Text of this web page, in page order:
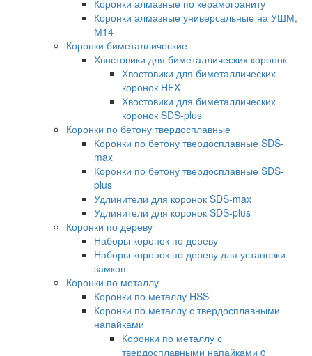
Коронки алмазные по керамограниту
Коронки алмазные универсальные на УШМ,
М14
Коронки биметаллические
Хвостовики для биметаллических коронок
Хвостовики для биметаллических
коронок HEX
Хвостовики для биметаллических
коронок SDS-plus
Коронки по бетону твердосплавные
Коронки по бетону твердосплавные SDS-
max
Коронки по бетону твердосплавные SDS-
plus
Удлинители для коронок SDS-max
Удлинители для коронок SDS-plus
Коронки по дереву
Наборы коронок по дереву
Наборы коронок по дереву для установки
замков
Коронки по металлу
Коронки по металлу HSS
Коронки по металлу с твердосплавными
напайками
Коронки по металлу с
твердосплавными напайками c